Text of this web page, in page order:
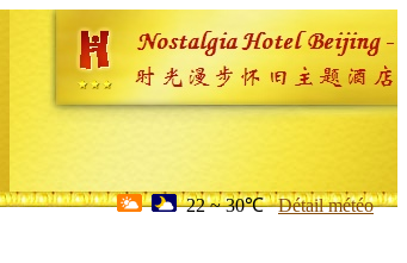
22 ~ 30℃ Détail météo